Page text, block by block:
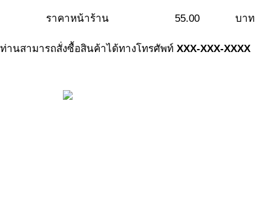
ราคาหน้าร้าน 55.00 บาท
ท่านสามารถสั่งซื้อสินค้าได้ทางโทรศัพท์ XXX-XXX-XXXX